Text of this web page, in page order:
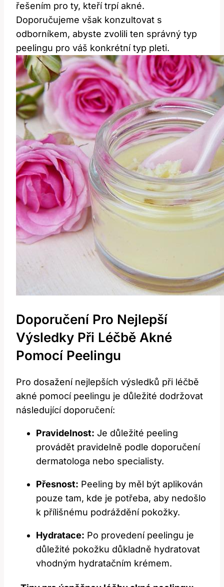
řešením pro ty, kteří trpí akné.
Doporučujeme však konzultovat s
odborníkem, abyste zvolili ten správný typ
peelingu pro váš konkrétní typ pleti.
Doporučení Pro Nejlepší
Výsledky Při Léčbě Akné
Pomocí Peelingu
Pro dosažení nejlepších výsledků při léčbě
akné pomocí peelingu je důležité dodržovat
následující doporučení:
Pravidelnost: Je důležité peeling
provádět pravidelně podle doporučení
dermatologa nebo specialisty.
Přesnost: Peeling by měl být aplikován
pouze tam, kde je potřeba, aby nedošlo
k přílišnému podráždění pokožky.
Hydratace: Po provedení peelingu je
důležité pokožku důkladně hydratovat
vhodným hydratačním krémem.